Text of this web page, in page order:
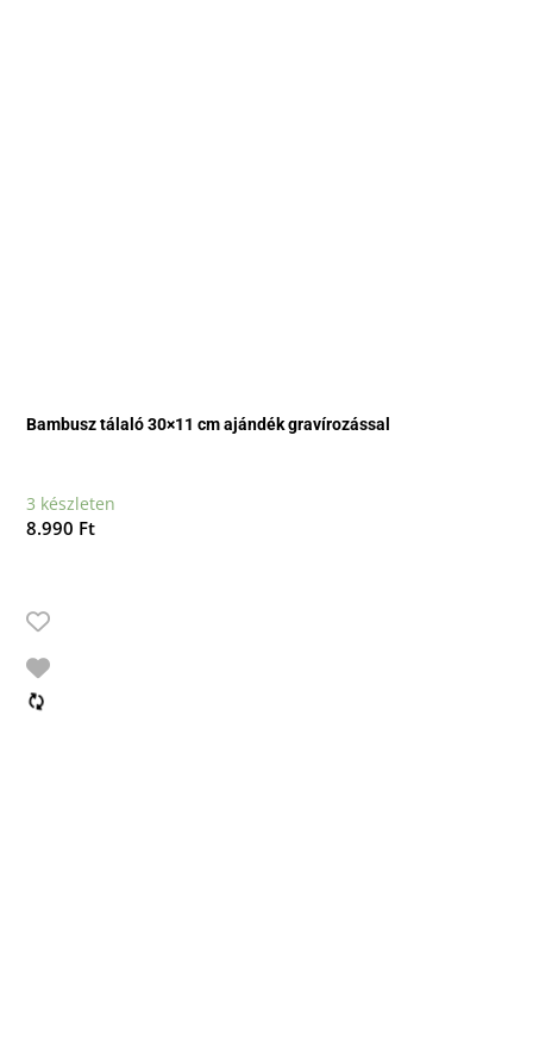
Bambusz tálaló 30×11 cm ajándék gravírozással
3 készleten
8.990 Ft